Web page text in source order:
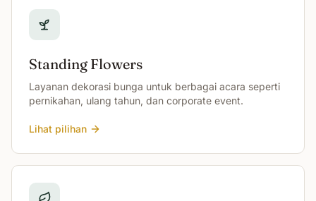
Standing Flowers
Layanan dekorasi bunga untuk berbagai acara seperti
pernikahan, ulang tahun, dan corporate event.
Lihat pilihan